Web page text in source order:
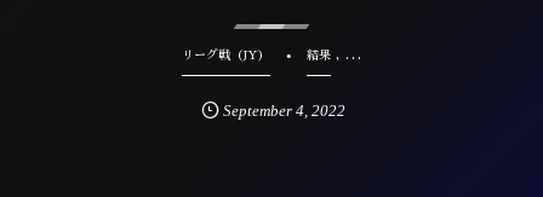
リーグ戦（JY） 結果 , …
September 4,2022